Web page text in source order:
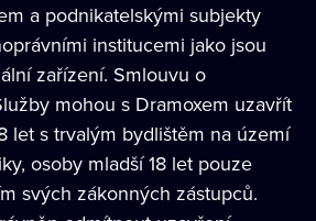
a podnikatelskými subjekty
institucemi jako jsou
zařízení. Smlouvu o
mohou s Dramoxem uzavřít
let s trvalým bydlištěm na území
osoby mladší 18 let pouze
svých zákonných zástupců.